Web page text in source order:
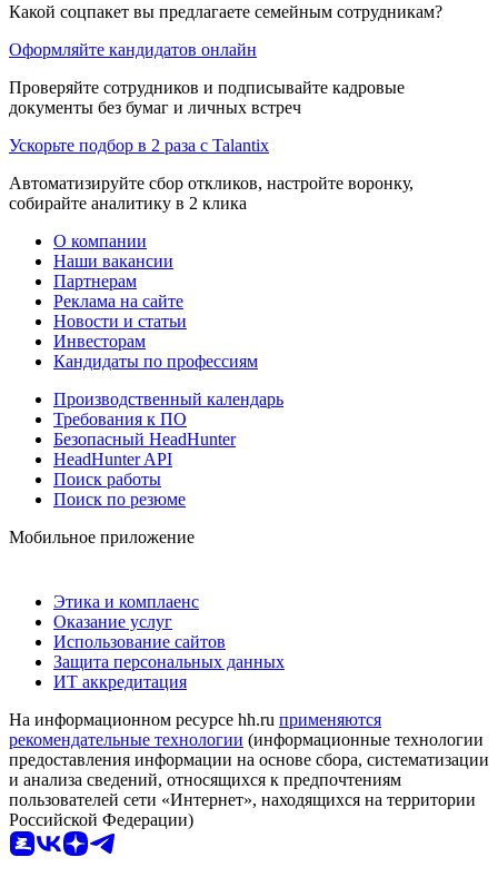
Какой соцпакет вы предлагаете семейным сотрудникам?
Оформляйте кандидатов онлайн
Проверяйте сотрудников и подписывайте кадровые
документы без бумаг и личных встреч
Ускорьте подбор в 2 раза с Talantix
Автоматизируйте сбор откликов, настройте воронку,
собирайте аналитику в 2 клика
О компании
Наши вакансии
Партнерам
Реклама на сайте
Новости и статьи
Инвесторам
Кандидаты по профессиям
Производственный календарь
Требования к ПО
Безопасный HeadHunter
HeadHunter API
Поиск работы
Поиск по резюме
Мобильное приложение
Этика и комплаенс
Оказание услуг
Использование сайтов
Защита персональных данных
ИТ аккредитация
На информационном ресурсе hh.ru применяются
рекомендательные технологии (информационные технологии
предоставления информации на основе сбора, систематизации
и анализа сведений, относящихся к предпочтениям
пользователей сети «Интернет», находящихся на территории
Российской Федерации)